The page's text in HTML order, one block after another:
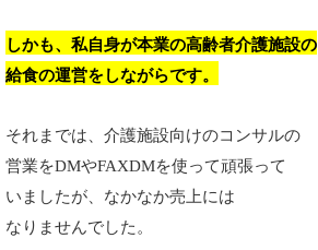
しかも、私自身が本業の高齢者介護施設の
給食の運営をしながらです。
それまでは、介護施設向けのコンサルの
営業をDMやFAXDMを使って頑張って
いましたが、なかなか売上には
なりませんでした。